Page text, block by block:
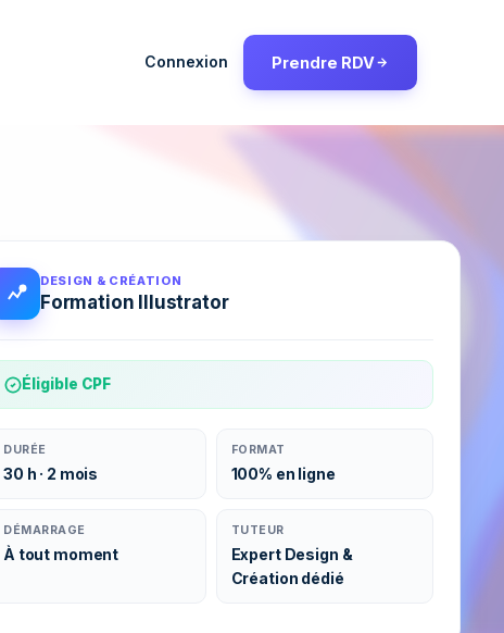
Connexion Prendre RDV
DESIGN & CRÉATION
Formation Illustrator
Éligible CPF
DURÉE
30 h · 2 mois
FORMAT
100% en ligne
DÉMARRAGE
À tout moment
TUTEUR
Expert Design &
Création dédié